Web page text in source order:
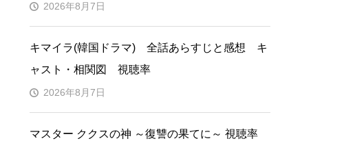
2026年8月7日
キマイラ(韓国ドラマ) 全話あらすじと感想 キ
ャスト・相関図 視聴率
2026年8月7日
マスター ククスの神 ～復讐の果てに～ 視聴率